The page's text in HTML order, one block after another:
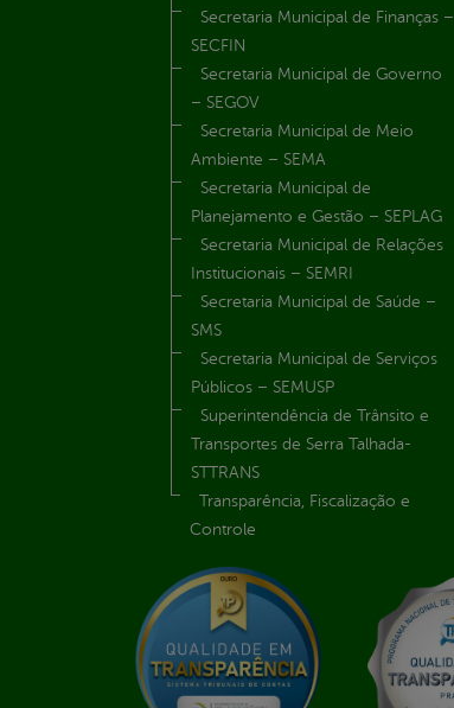
Secretaria Municipal de Finanças –
SECFIN
Secretaria Municipal de Governo
– SEGOV
Secretaria Municipal de Meio
Ambiente – SEMA
Secretaria Municipal de
Planejamento e Gestão – SEPLAG
Secretaria Municipal de Relações
Institucionais – SEMRI
Secretaria Municipal de Saúde –
SMS
Secretaria Municipal de Serviços
Públicos – SEMUSP
Superintendência de Trânsito e
Transportes de Serra Talhada-
STTRANS
Transparência, Fiscalização e
Controle